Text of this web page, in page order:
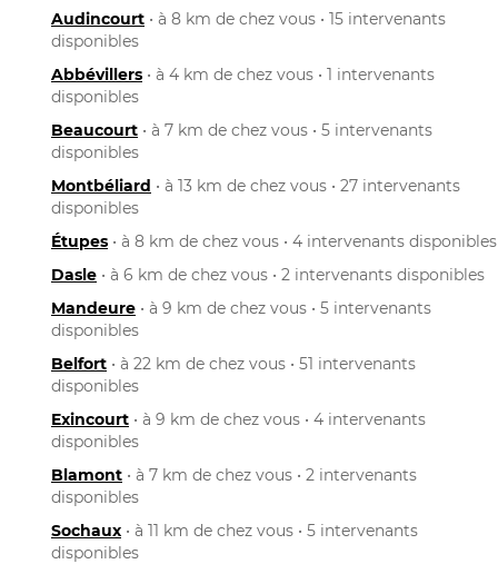
Audincourt • à 8 km de chez vous • 15 intervenants
disponibles
Abbévillers • à 4 km de chez vous • 1 intervenants
disponibles
Beaucourt • à 7 km de chez vous • 5 intervenants
disponibles
Montbéliard • à 13 km de chez vous • 27 intervenants
disponibles
Étupes • à 8 km de chez vous • 4 intervenants disponibles
Dasle • à 6 km de chez vous • 2 intervenants disponibles
Mandeure • à 9 km de chez vous • 5 intervenants
disponibles
Belfort • à 22 km de chez vous • 51 intervenants
disponibles
Exincourt • à 9 km de chez vous • 4 intervenants
disponibles
Blamont • à 7 km de chez vous • 2 intervenants
disponibles
Sochaux • à 11 km de chez vous • 5 intervenants
disponibles